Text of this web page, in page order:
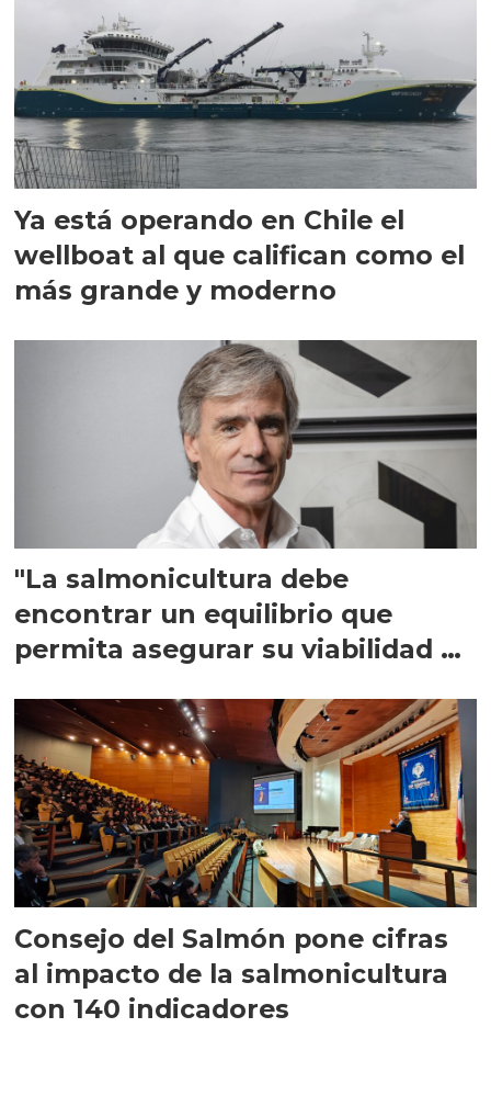
Ya está operando en Chile el
wellboat al que califican como el
más grande y moderno
"La salmonicultura debe
encontrar un equilibrio que
permita asegurar su viabilidad de
Consejo del Salmón pone cifras
al impacto de la salmonicultura
con 140 indicadores